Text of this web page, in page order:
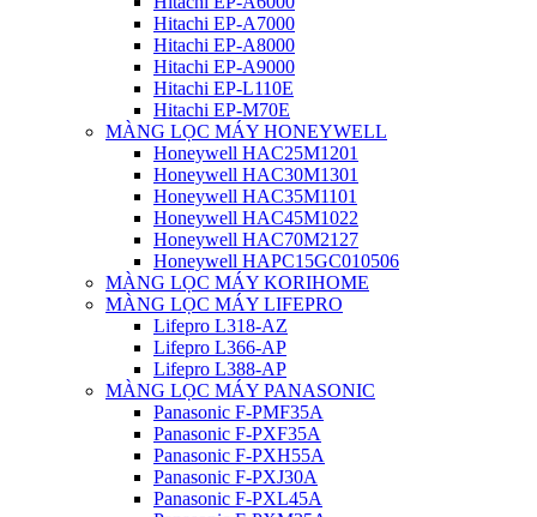
Hitachi EP-A7000
Hitachi EP-A8000
Hitachi EP-A9000
Hitachi EP-L110E
Hitachi EP-M70E
MÀNG LỌC MÁY HONEYWELL
Honeywell HAC25M1201
Honeywell HAC30M1301
Honeywell HAC35M1101
Honeywell HAC45M1022
Honeywell HAC70M2127
Honeywell HAPC15GC010506
MÀNG LỌC MÁY KORIHOME
MÀNG LỌC MÁY LIFEPRO
Lifepro L318-AZ
Lifepro L366-AP
Lifepro L388-AP
MÀNG LỌC MÁY PANASONIC
Panasonic F-PMF35A
Panasonic F-PXF35A
Panasonic F-PXH55A
Panasonic F-PXJ30A
Panasonic F-PXL45A